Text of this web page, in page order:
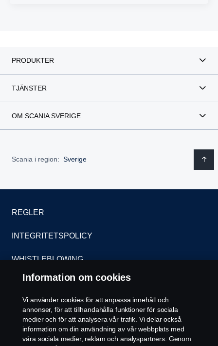
PRODUKTER
TJÄNSTER
OM SCANIA SVERIGE
Scania i region: Sverige
REGLER
INTEGRITETSPOLICY
WHISTLEBLOWING
KONTAKT
ÅTERFÖRSÄLJARE
COOKIE POLICY
Information om cookies
Vi använder cookies för att anpassa innehåll och
annonser, för att tillhandahålla funktioner för sociala
medier och för att analysera vår trafik. Vi delar också
information om din användning av vår webbplats med
våra sociala medier, reklam och analyspartners. Genom